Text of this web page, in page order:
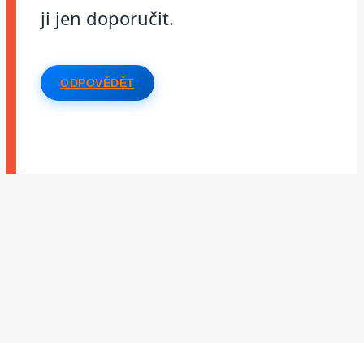
ji jen doporučit.
ODPOVĚDĚT